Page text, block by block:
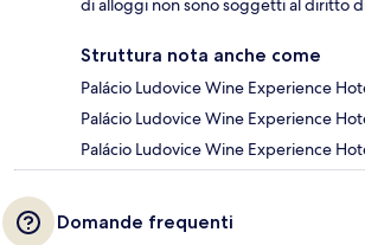
di alloggi non sono soggetti al diritto
Struttura nota anche come
Palácio Ludovice Wine Experience
Palácio Ludovice Wine Experience
Palácio Ludovice Wine Experience
Domande frequenti